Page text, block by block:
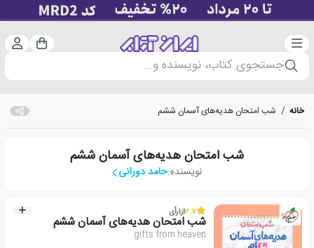
دسته‌بندی سبد
جستجوی کتاب، نویسنده و...
خانه / شب امتحان هدیه‌های آسمان ششم
شب امتحان هدیه‌های آسمان ششم
نویسنده:حامد دورانی
3.7از1رأی
شب امتحان هدیه‌های آسمان ششم
gifts from heaven